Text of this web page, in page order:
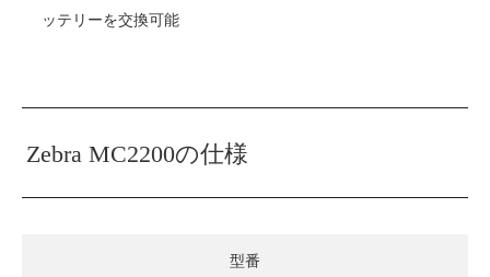
ッテリーを交換可能
Zebra MC2200の仕様
型番